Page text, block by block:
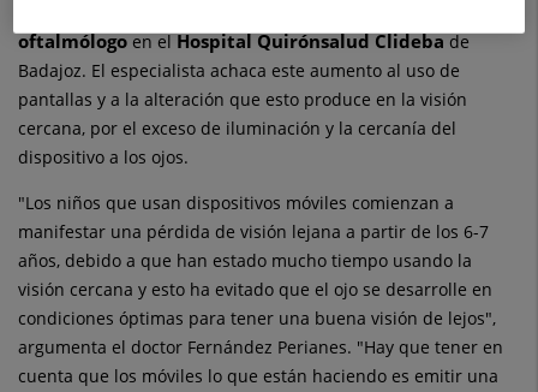
oftalmólogoen elHospital Quirónsalud Clidebade
Badajoz. El especialista achaca este aumento al uso de
pantallas y a la alteración que esto produce en la visión
cercana, por el exceso de iluminación y la cercanía del
dispositivo a los ojos.
"Los niños que usan dispositivos móviles comienzan a
manifestar una pérdida de visión lejana a partir de los 6-7
años, debido a que han estado mucho tiempo usando la
visión cercana y esto ha evitado que el ojo se desarrolle en
condiciones óptimas para tener una buena visión de lejos",
argumenta el doctor Fernández Perianes. "Hay que tener en
cuenta que los móviles lo que están haciendo es emitir una